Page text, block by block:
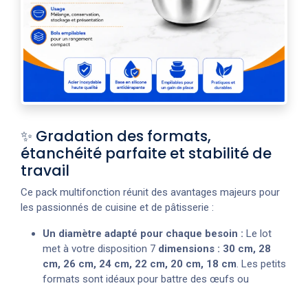
✨ Gradation des formats,
étanchéité parfaite et stabilité de
travail
Ce pack multifonction réunit des avantages majeurs pour
les passionnés de cuisine et de pâtisserie :
Un diamètre adapté pour chaque besoin : Le lot
met à votre disposition 7 dimensions : 30 cm, 28
cm, 26 cm, 24 cm, 22 cm, 20 cm, 18 cm. Les petits
formats sont idéaux pour battre des œufs ou